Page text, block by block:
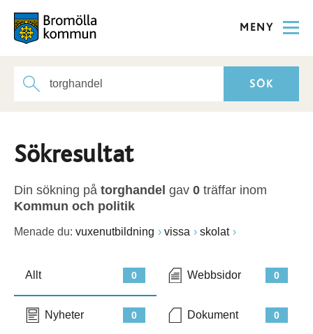
MENY
Sökresultat
Din sökning på torghandel gav 0 träffar inom
Kommun och politik
Menade du: vuxenutbildning vissa skolat
0
Allt 0
Webbsidor
0
Nyheter 0
Dokument